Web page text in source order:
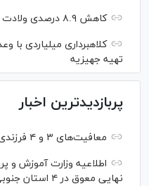
کاهش ۸.۹ درصدی ولادت در سال گذشته
کلاهبرداری میلیاردی با
تهیه جهیزیه
پربازدیدترین اخبار
معافیت‌های ۳ و ۴ فرزندی تا ۲ سال دیگر تمدید شد
اطلاعیه وزارت آموزش و
نهایی معوق در ۴ استان جنوبی کشور